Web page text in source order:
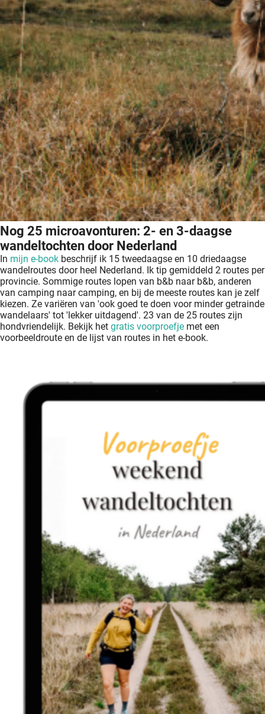
Nog 25 microavonturen: 2- en 3-daagse
wandeltochten door Nederland
In mijn e-book beschrijf ik 15 tweedaagse en 10 driedaagse
wandelroutes door heel Nederland. Ik tip gemiddeld 2 routes per
provincie. Sommige routes lopen van b&b naar b&b, anderen
van camping naar camping, en bij de meeste routes kan je zelf
kiezen. Ze variëren van 'ook goed te doen voor minder getrainde
wandelaars' tot 'lekker uitdagend'. 23 van de 25 routes zijn
hondvriendelijk. Bekijk het gratis voorproefje met een
voorbeeldroute en de lijst van routes in het e-book.